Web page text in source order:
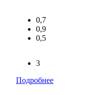
0,7
0,9
0,5
3
Подробнее